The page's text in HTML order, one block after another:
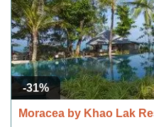
-31%
Moracea by Khao Lak